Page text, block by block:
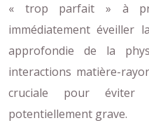
« trop parfait » à
immédiatement éveiller
approfondie de la
interactions matière-
cruciale pour éviter
potentiellement grave.